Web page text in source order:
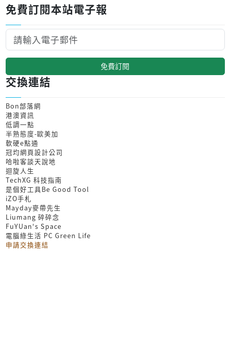
免費訂閱本站電子報
免費訂閱
交換連結
Bon部落網
港澳資訊
低調一點
半熟態度-歐美加
軟硬e點通
冠均網頁設計公司
哈啦客談天說地
迴旋人生
TechXG 科技指南
是個好工具Be Good Tool
iZO手札
Mayday麥帶先生
Liumang 碎碎念
FuYUan's Space
電腦綠生活 PC Green Life
申請交換連結